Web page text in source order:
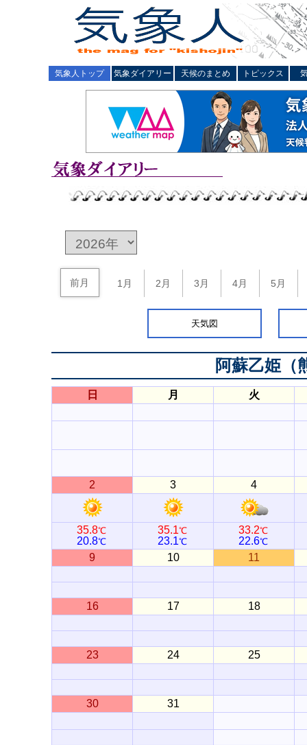
気象人トップ 気象ダイアリー 天候のまとめ トピックス
前月 1月 2月 3月 4月 5月
天気図
阿蘇乙姫（
日 月 火
2 3 4
35.8℃
20.8℃
35.1℃
23.1℃
33.2℃
22.6℃
9 10 11
16 17 18
23 24 25
30 31